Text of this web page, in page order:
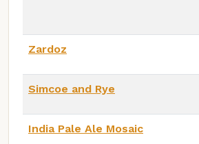
Zardoz
Simcoe and Rye
India Pale Ale Mosaic